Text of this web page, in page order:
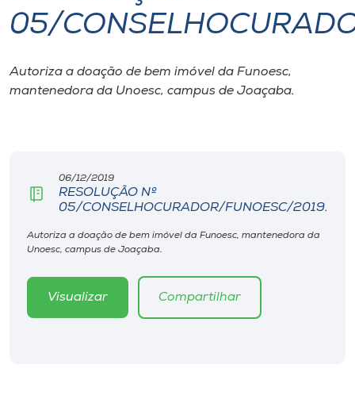
I.nova
Diplomados
Rádio
05/
Autoriza a doação de bem imóvel da Funoesc,
mantenedora da Unoesc, campus de Joaçaba.
06/12/2019
RESOLUÇÃO Nº
05/CONSELHOCURADOR/FUNOESC/2019.
Autoriza a doação de bem imóvel da Funoesc, mantenedora da
Unoesc, campus de Joaçaba.
Visualizar Compartilhar